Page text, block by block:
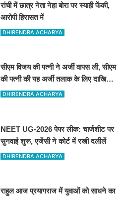
रांची में छात्र नेता नेहा बोरा पर स्याही फेंकी,
आरोपी हिरासत में
DHIRENDRA ACHARYA
सीएम विजय की पत्नी ने अर्जी वापस ली, सीएम
की पत्नी की यह अर्जी तलाक के लिए दाखिल
थी
DHIRENDRA ACHARYA
NEET UG-2026 पेपर लीक: चार्जशीट पर
सुनवाई शुरू, एजेंसी ने कोर्ट में रखी दलीलें
DHIRENDRA ACHARYA
राहुल आज प्रयागराज में युवाओं को साधने का